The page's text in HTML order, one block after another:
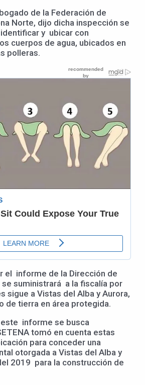
de la Federación de
Norte, dijo dicha inspección se
y ubicar con
cuerpos de agua, ubicados en
polleras.
el informe de la Dirección de
se suministrará a la fiscalía por
sigue a Vistas del Alba y Aurora,
de tierra en área protegida.
este informe se busca
tomó en cuenta estas
para conceder una
otorgada a Vistas del Alba y
2019 para la construcción de